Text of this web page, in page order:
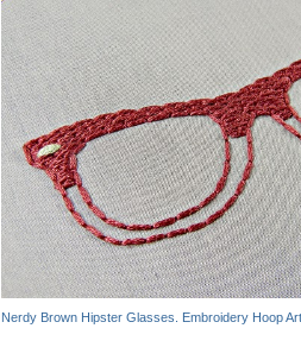
Nerdy Brown Hipster Glasses. Embroidery Hoop